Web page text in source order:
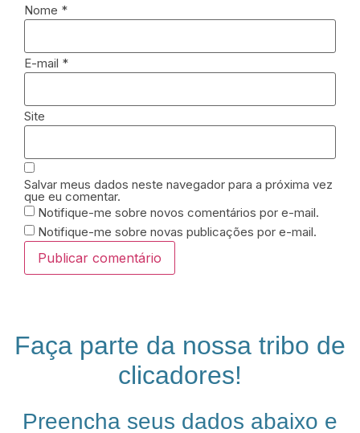
Nome *
E-mail *
Site
Salvar meus dados neste navegador para a próxima vez
que eu comentar.
Notifique-me sobre novos comentários por e-mail.
Notifique-me sobre novas publicações por e-mail.
Faça parte da nossa tribo de
clicadores!
Preencha seus dados abaixo e